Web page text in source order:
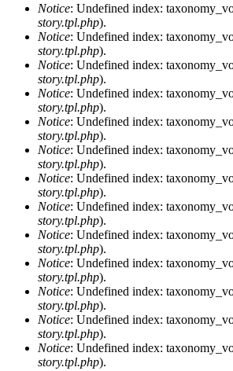
Сообщение об ошибке
Notice: Undefined index:
story.tpl.php).
Notice: Undefined index:
story.tpl.php).
Notice: Undefined index:
story.tpl.php).
Notice: Undefined index:
story.tpl.php).
Notice: Undefined index:
story.tpl.php).
Notice: Undefined index:
story.tpl.php).
Notice: Undefined index:
story.tpl.php).
Notice: Undefined index:
story.tpl.php).
Notice: Undefined index:
story.tpl.php).
Notice: Undefined index:
story.tpl.php).
Notice: Undefined index:
story.tpl.php).
Notice: Undefined index:
story.tpl.php).
Notice: Undefined index:
story.tpl.php).